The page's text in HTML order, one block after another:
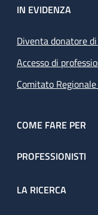
IN EVIDENZA
Diventa donatore
Accesso di
Comitato Regionale
COME FARE PER
PROFESSIONISTI
LA RICERCA